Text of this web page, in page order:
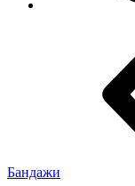
Бандажи